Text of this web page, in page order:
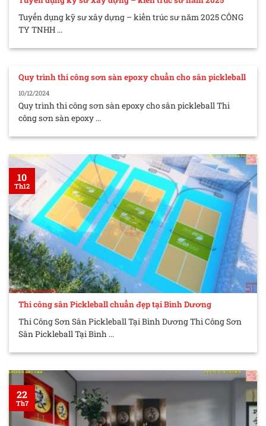
Tuyển dụng kỹ sư xây dựng – kiến trúc sư năm 2025 CÔNG
TY TNHH ...
Quy trình thi công sơn sàn epoxy chuẩn cho sân pickleball
10/12/2024
Quy trình thi công sơn sàn epoxy cho sân pickleball Thi
công sơn sàn epoxy ...
Thi công sân Pickleball chuẩn đẹp tại Bình Dương
Thi Công Sơn Sân Pickleball Tại Bình Dương Thi Công Sơn
Sân Pickleball Tại Bình ...
10
Th12
22
Th7